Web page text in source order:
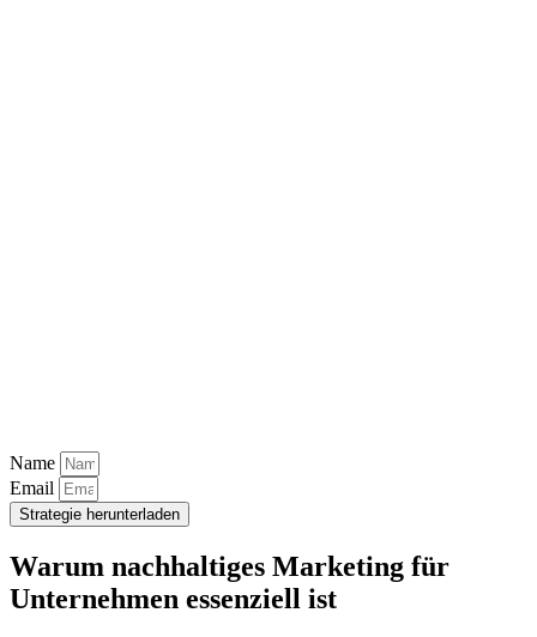
Name
Email
Strategie herunterladen
Warum nachhaltiges Marketing für
Unternehmen essenziell ist